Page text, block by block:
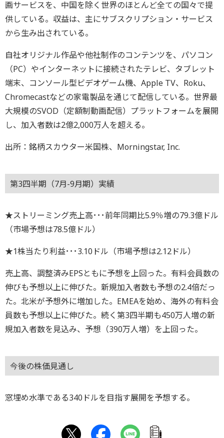
画サービスを、中国を除く世界のほとんど全ての国々で提
供している。収益は、主にサブスクリプション・サービス
から生み出されている。
自社オリジナル作品や他社制作のコンテンツを、パソコン
（PC）やインターネットに接続されたテレビ、タブレット
端末、コンソール型ビデオゲーム機、Apple TV、Roku、
Chromecastなどの家電製品を通じて配信している。世界最
大規模のSVOD（定額制動画配信）プラットフォームを展開
し、加入者数は2億2,000万人を超える。
出所：銘柄スカウター米国株、Morningstar, Inc.
第3四半期（7月-9月期）実績
★ストリーミング売上高･･･前年同期比5.9％増の79.3億ドル
（市場予想は78.5億ドル）
★1株当たり利益･･･3.10ドル（市場予想は2.12ドル）
売上高、調整済みEPSともに予想を上回った。有料会員数の
伸びも予想以上に伸びた。新規加入者数も予想の2.4倍だっ
た。北米が予想外に増加した。EMEAを始め、海外の有料会
員数も予想以上に伸びた。続く第3四半期も450万人増の新
規加入者数を見込み、予想（390万人増）を上回った。
今後の株価見通し
窓埋め水準である340ドルを目指す展開を予想する。